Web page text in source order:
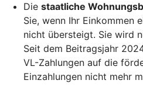
Die staatliche
Sie, wenn Ihr Einkommen
nicht übersteigt. Sie wird
Seit dem Beitragsjahr
VL-Zahlungen auf die
Einzahlungen nicht mehr